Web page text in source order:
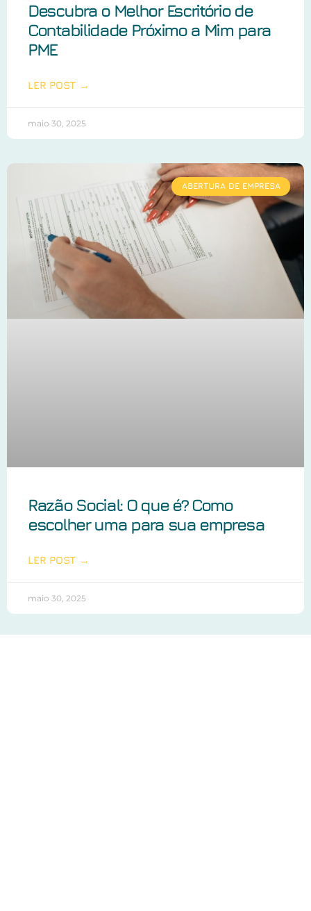
Descubra o Melhor Escritório de
Contabilidade Próximo a Mim para
PME
LER POST →
maio 30, 2025
ABERTURA DE EMPRESA
Razão Social: O que é? Como
escolher uma para sua empresa
LER POST →
maio 30, 2025